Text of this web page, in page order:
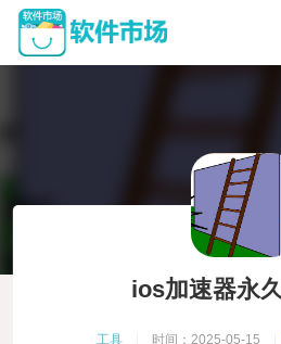
ios加速器永
工具 时间：2025-05-15